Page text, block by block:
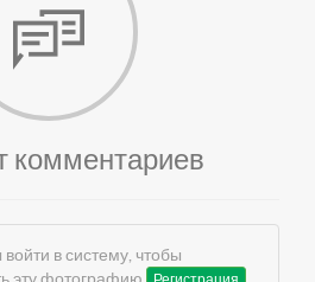
комментариев
в систему, чтобы